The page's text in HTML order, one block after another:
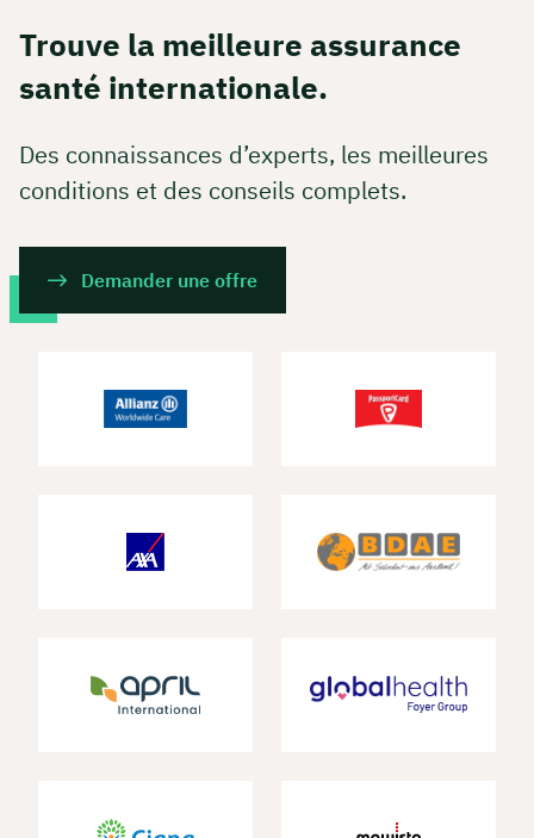
Trouve la meilleure assurance
santé internationale.
Des connaissances d’experts, les meilleures
conditions et des conseils complets.
Demander une offre
Ou réservez une réunion web gratuite
partage d'écran
Apprenez à nous connaître personnellement,